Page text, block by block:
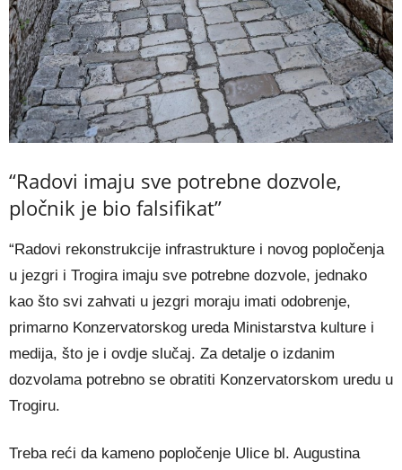
“Radovi imaju sve potrebne dozvole,
pločnik je bio falsifikat”
“Radovi rekonstrukcije infrastrukture i novog popločenja
u jezgri i Trogira imaju sve potrebne dozvole, jednako
kao što svi zahvati u jezgri moraju imati odobrenje,
primarno Konzervatorskog ureda Ministarstva kulture i
medija, što je i ovdje slučaj. Za detalje o izdanim
dozvolama potrebno se obratiti Konzervatorskom uredu u
Trogiru.
Treba reći da kameno popločenje Ulice bl. Augustina